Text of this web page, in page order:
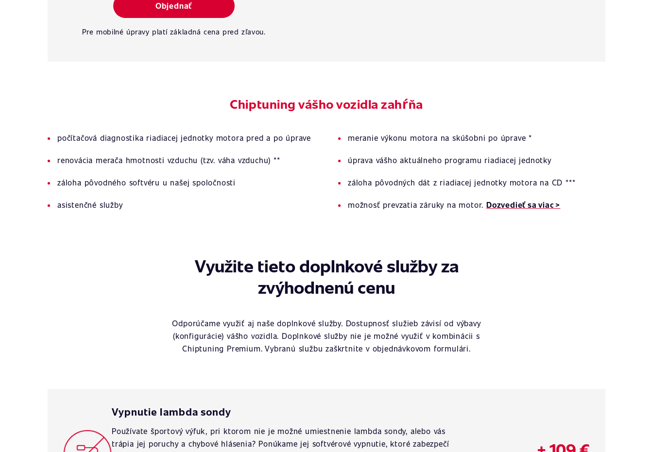
Objednať
Pre mobilné úpravy platí základná cena pred zľavou.
Chiptuning vášho vozidla zahŕňa
počítačová diagnostika riadiacej jednotky motora pred a po úprave meranie výkonu motora na skúšobni po úprave *
renovácia merača hmotnosti vzduchu (tzv. váha vzduchu) ** úprava vášho aktuálneho programu riadiacej jednotky
záloha pôvodného softvéru u našej spoločnosti záloha pôvodných dát z riadiacej jednotky motora na CD ***
asistenčné služby možnosť prevzatia záruky na motor. Dozvedieť sa viac >
Využite tieto doplnkové služby za
zvýhodnenú cenu
Odporúčame využiť aj naše doplnkové služby. Dostupnosť služieb závisí od výbavy
(konfigurácie) vášho vozidla. Doplnkové služby nie je možné využiť v kombinácii s
Chiptuning Premium. Vybranú službu zaškrtnite v objednávkovom formulári.
Vypnutie lambda sondy
Používate športový výfuk, pri ktorom nie je možné umiestnenie lambda sondy, alebo vás
trápia jej poruchy a chybové hlásenia? Ponúkame jej softvérové vypnutie, ktoré zabezpečí